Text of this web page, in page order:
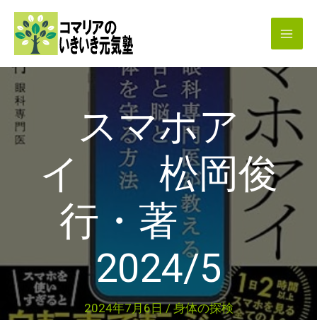
スマホア
イ 松岡俊
行・著
2024/5
2024年7月6日/身体の探検